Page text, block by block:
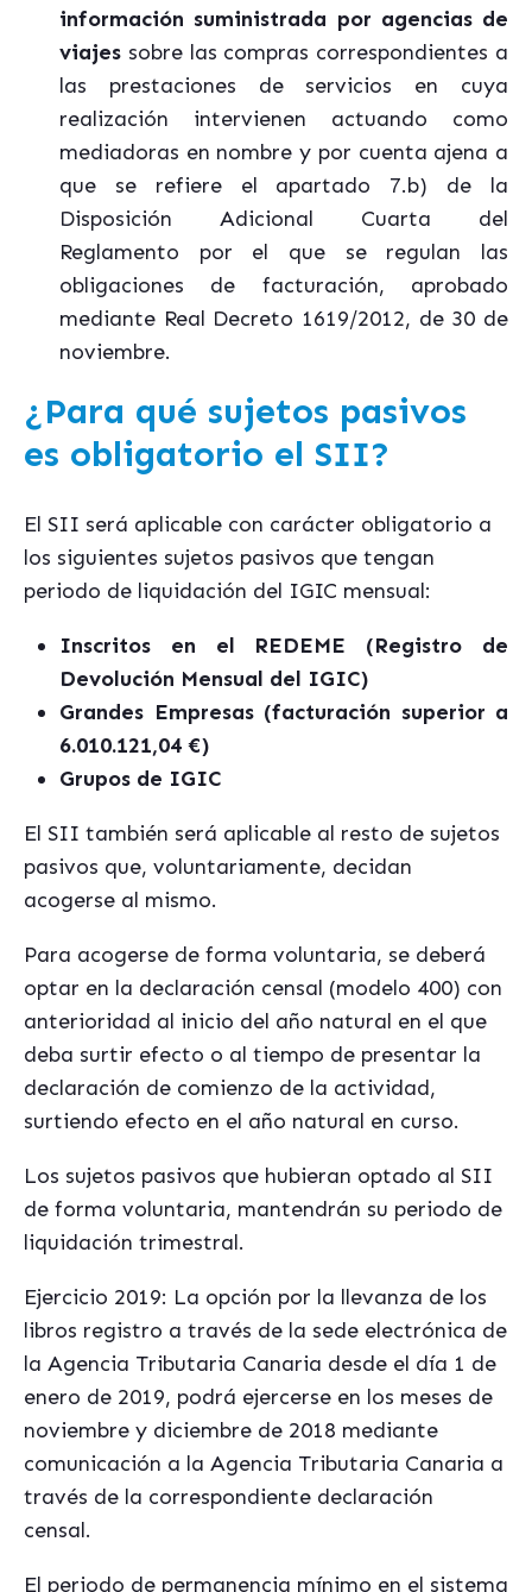
información suministrada por agencias de
viajes sobre las compras correspondientes a
las prestaciones de servicios en cuya
realización intervienen actuando como
mediadoras en nombre y por cuenta ajena a
que se refiere el apartado 7.b) de la
Disposición Adicional Cuarta del
Reglamento por el que se regulan las
obligaciones de facturación, aprobado
mediante Real Decreto 1619/2012, de 30 de
noviembre.
¿Para qué sujetos pasivos
es obligatorio el SII?
El SII será aplicable con carácter obligatorio a
los siguientes sujetos pasivos que tengan
periodo de liquidación del IGIC mensual:
Inscritos en el REDEME (Registro de
Devolución Mensual del IGIC)
Grandes Empresas (facturación superior a
6.010.121,04 €)
Grupos de IGIC
El SII también será aplicable al resto de sujetos
pasivos que, voluntariamente, decidan
acogerse al mismo.
Para acogerse de forma voluntaria, se deberá
optar en la declaración censal (modelo 400) con
anterioridad al inicio del año natural en el que
deba surtir efecto o al tiempo de presentar la
declaración de comienzo de la actividad,
surtiendo efecto en el año natural en curso.
Los sujetos pasivos que hubieran optado al SII
de forma voluntaria, mantendrán su periodo de
liquidación trimestral.
Ejercicio 2019: La opción por la llevanza de los
libros registro a través de la sede electrónica de
la Agencia Tributaria Canaria desde el día 1 de
enero de 2019, podrá ejercerse en los meses de
noviembre y diciembre de 2018 mediante
comunicación a la Agencia Tributaria Canaria a
través de la correspondiente declaración
censal.
El periodo de permanencia mínimo en el sistema